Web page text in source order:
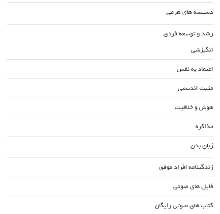
دسیسه های هرمی
رشد و توسعه فردی
انگیزشی
اعتماد به نفس
مثبت اندیشی
هوش و خلاقیت
مذاکره
زبان بدن
زندگینامه افراد موفق
فایل های صوتی
کتاب های صوتی رایگان